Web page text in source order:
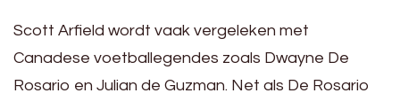
Scott Arfield wordt vaak vergeleken met
Canadese voetballegendes zoals Dwayne De
Rosario en Julian de Guzman. Net als De Rosario